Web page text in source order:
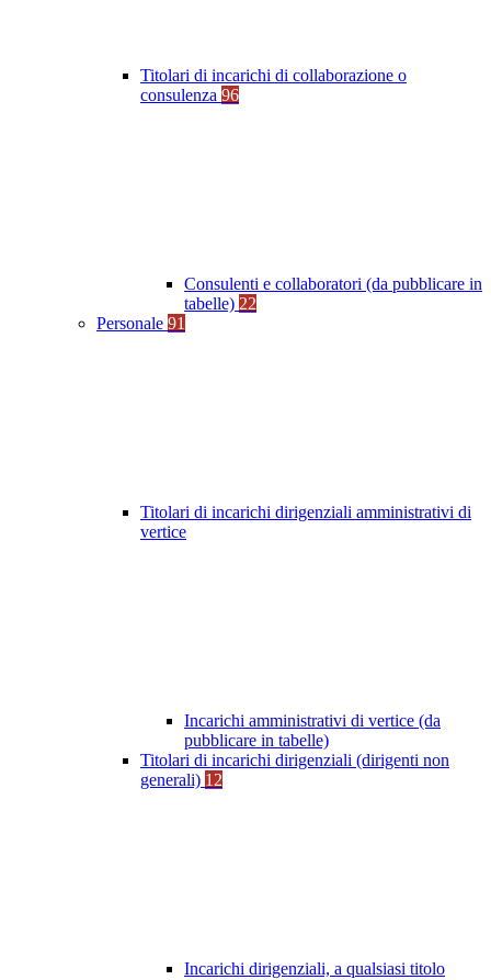
Titolari di incarichi di collaborazione o
consulenza 96
Consulenti e collaboratori (da pubblicare in
tabelle) 22
Personale 91
Titolari di incarichi dirigenziali amministrativi di
vertice
Incarichi amministrativi di vertice (da
pubblicare in tabelle)
Titolari di incarichi dirigenziali (dirigenti non
generali) 12
Incarichi dirigenziali, a qualsiasi titolo